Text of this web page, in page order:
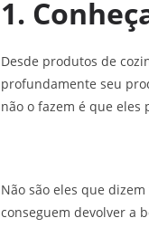
1.
Desde produtos de
profundamente seu
não o fazem é que
Não são eles que
conseguem devolver a